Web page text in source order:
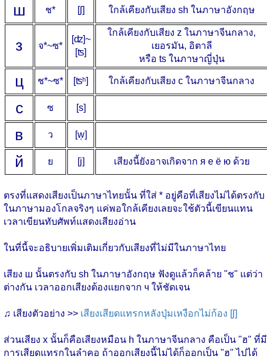
ш ช* [ʃ] ใกล้เคียงกับเสียง sh ในภาษาอังกฤษ
з จ*~ซ*
[ʣ]~
[ʦ]
ใกล้เคียงกับเสียง z ในภาษาจีนกลาง,
เยอรมัน, อิตาลี
หรือ ts ในภาษาญี่ปุ่น
ц ช*~ซ* [ʦʰ] ใกล้เคียงกับเสียง c ในภาษาจีนกลาง
с ซ [s]
в ว [w̜]
й ย [j] เสียงนี้ยังอาจเกิดจาก я е ё ю ด้วย
ตรงที่แสดงเสียงเป็นภาษาไทยนั้น ที่ใส่ * อยู่คือที่เสียงไม่ได้ตรงกับ
ในภาษามองโกลจริงๆ แค่พอใกล้เคียงเลยจะใช้ตัวนี้เขียนแทน
เวลาเขียนทับศัพท์แสดงเสียงอ่าน
ในที่นี้จะอธิบายเพิ่มเติมเกี่ยวกับเสียงที่ไม่มีในภาษาไทย
เสียง ш นั้นตรงกับ sh ในภาษาอังกฤษ ฟังดูแล้วก็คล้าย "ช" แต่ว่า
ต่างกัน เวลาออกเสียงต้องแยกจาก ч ให้ชัดเจน
♫ เสียงตัวอย่าง >> เสียงเสียดแทรกหลังปุ่มเหงือกไม่ก้อง [ʃ]
ส่วนเสียง х นั้นก็คือเสียงหมือน h ในภาษาจีนกลาง คือเป็น "ฮ" ที่มี
การเสียดแทรกในลำคอ ถ้าออกเสียงนี้ไม่ได้ก็ออกเป็น "ฮ" ไปได้